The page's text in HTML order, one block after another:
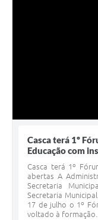
Casca terá 1º
Educação com
Casca terá 1º
abertas A
Secretaria
Secretaria
17 de julho o 1º
voltado à formação...